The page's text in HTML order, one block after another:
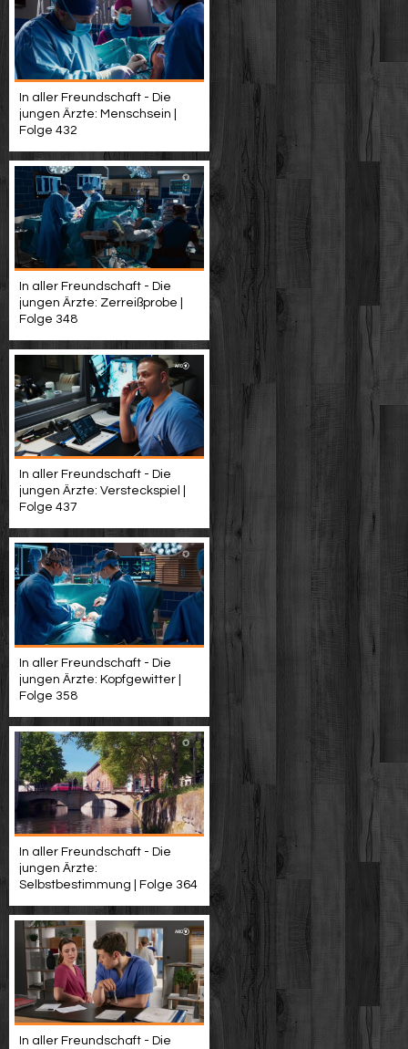
In aller Freundschaft - Die
jungen Ärzte: Menschsein |
Folge 432
In aller Freundschaft - Die
jungen Ärzte: Zerreißprobe |
Folge 348
In aller Freundschaft - Die
jungen Ärzte: Versteckspiel |
Folge 437
In aller Freundschaft - Die
jungen Ärzte: Kopfgewitter |
Folge 358
In aller Freundschaft - Die
jungen Ärzte:
Selbstbestimmung | Folge 364
In aller Freundschaft - Die